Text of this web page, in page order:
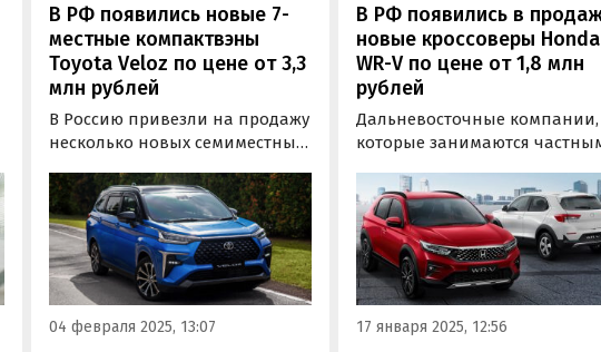
В РФ появились новые 7-
местные компактвэны
Toyota Veloz по цене от 3,3
млн рублей
В Россию привезли на продажу
несколько новых семиместных
которые за счет выгодного
сочетания цены и оснащения
запросто могут конкурировать
с семейными «китайцами». Об
этом во вторник сообщил
портал «Автоновости дня».
04 февраля 2025, 13:07
В РФ появились в
новые кроссоверы Honda
WR-V по цене от 1,8 млн
рублей
Дальневосточные компании,
которые занимаются
рубежа, начали предлагать
новые компактные
Honda WR-V по цене от 1 800
рублей. Об этом в пятницу, 17
января, сообщил портал
«Автоновости дня».
17 января 2025, 12:56